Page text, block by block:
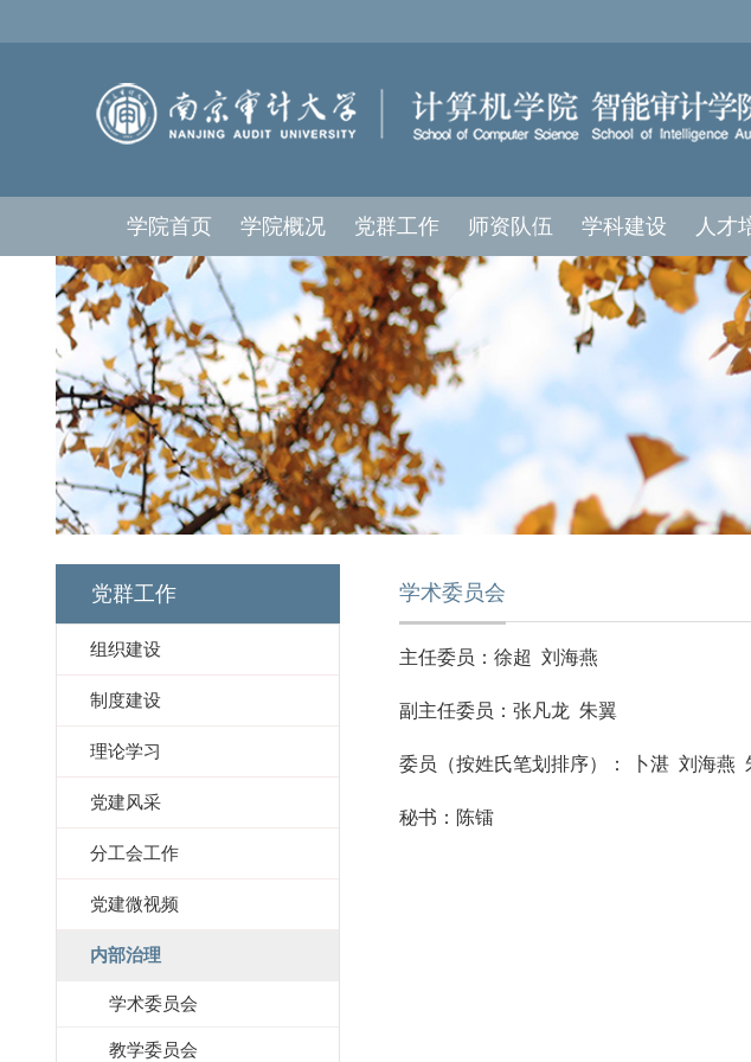
学院首页 学院概况 党群工作 师资队伍 学科建设 人才
党群工作
组织建设
制度建设
理论学习
党建风采
分工会工作
党建微视频
内部治理
学术委员会
教学委员会
学术委员会
主任委员：徐超 刘海燕
副主任委员：张凡龙 朱翼
委员（按姓氏笔划排序）： 卜湛 刘海
秘书：陈镭